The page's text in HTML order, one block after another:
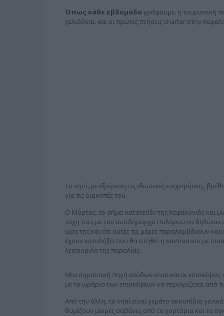
Όπως κάθε εβδομάδα γράφουμε, η τουριστική
χελιδόνια, και οι πρώτες πτήσεις charter στην
Το νησί, με εξαίρεση τις ιδιωτικές επιχειρήσεις,
για τις διακοπές του.
Ο Μύρτος, το σήμα-κατατεθέν της Κεφαλονιάς και
τύχη του, με τον αντιδήμαρχο Πυλάρου να δηλώνει
ώρα της και ότι αυτές τις μέρες παραλαμβάνουν
έχουν καταλήξει πού θα στηθεί η καντίνα και με
λειτουργία της παραλίας.
Μια σημαντική πηγή εσόδων είναι και οι
με το ωράριο των επισκέψεων να περιορίζεται από
Από την άλλη, το νησί είναι γεμάτο σκουπίδια
θυμίζουν μικρές σαβάνες από τα χορτάρια και τα